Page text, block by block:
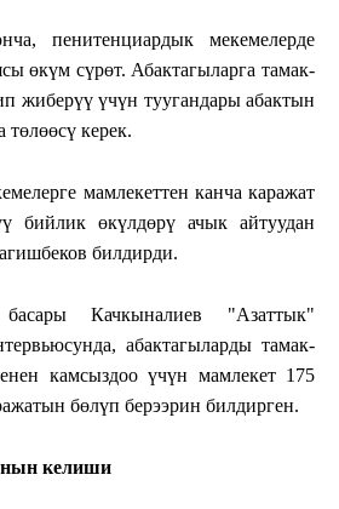
пенитенциардык мекемелерде
өкүм сүрөт. Абактагыларга тамак-
жиберүү үчүн туугандары абактын
төлөөсү керек.
мамлекеттен канча каражат
бийлик өкүлдөрү ачык айтуудан
билдирди.
Качкыналиев "Азаттык"
абактагыларды тамак-
камсыздоо үчүн мамлекет 175
бөлүп берээрин билдирген.
келиши